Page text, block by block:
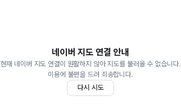
네이버 지도 연결 안내
현재 네이버 지도 연결이 원활하지 않아 지도를 불러올 수 없습니다.
이용에 불편을 드려 죄송합니다.
다시 시도